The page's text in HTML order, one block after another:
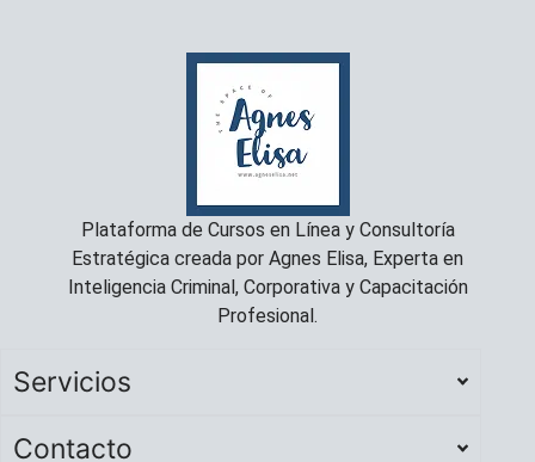
Plataforma de Cursos en Línea y Consultoría
Estratégica creada por Agnes Elisa, Experta en
Inteligencia Criminal, Corporativa y Capacitación
Profesional.
Servicios
Contacto